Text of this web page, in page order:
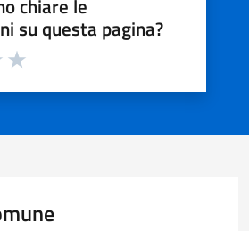
chiare le
su questa pagina?
la pagina